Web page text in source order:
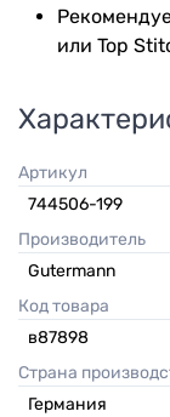
или Top
Артикул
744506-199
Производитель
Gutermann
Код товара
в87898
Страна
Германия